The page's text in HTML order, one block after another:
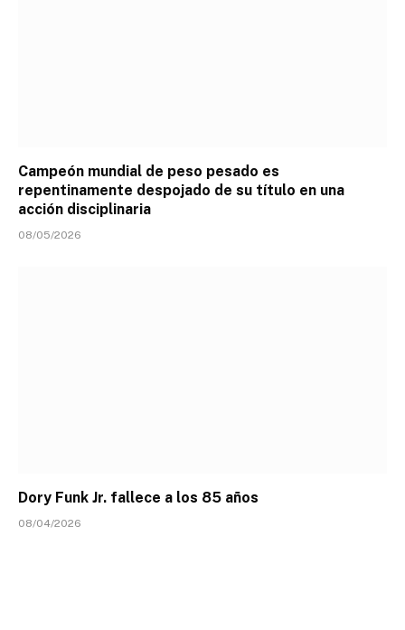
Campeón mundial de peso pesado es
repentinamente despojado de su título en una
acción disciplinaria
08/05/2026
Dory Funk Jr. fallece a los 85 años
08/04/2026